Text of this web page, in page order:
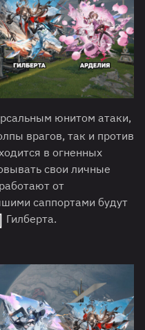
юнитом атаки,
врагов, так и против
в огненных
свои личные
от
саппортами будут
Гилберта.